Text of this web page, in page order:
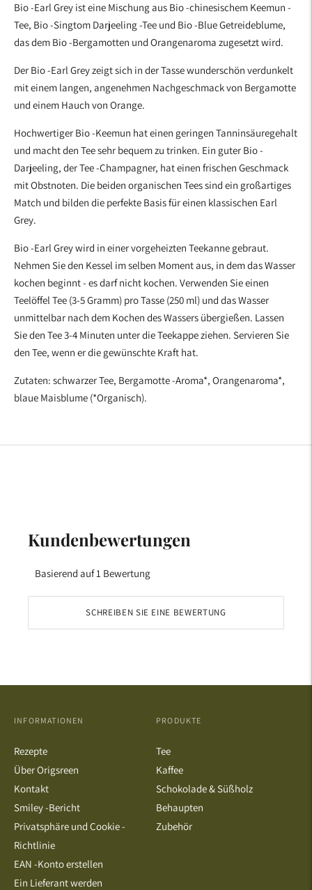
den
Warenkorb
legen
Bio -Earl Grey ist eine Mischung aus Bio -chinesischem Keemun -
Tee, Bio -Singtom Darjeeling -Tee und Bio -Blue Getreideblume,
das dem Bio -Bergamotten und Orangenaroma zugesetzt wird.
Der Bio -Earl Grey zeigt sich in der Tasse wunderschön verdunkelt
mit einem langen, angenehmen Nachgeschmack von Bergamotte
und einem Hauch von Orange.
Hochwertiger Bio -Keemun hat einen geringen Tanninsäuregehalt
und macht den Tee sehr bequem zu trinken. Ein guter Bio -
Darjeeling, der Tee -Champagner, hat einen frischen Geschmack
mit Obstnoten. Die beiden organischen Tees sind ein großartiges
Match und bilden die perfekte Basis für einen klassischen Earl
Grey.
Bio -Earl Grey wird in einer vorgeheizten Teekanne gebraut.
Nehmen Sie den Kessel im selben Moment aus, in dem das Wasser
kochen beginnt - es darf nicht kochen. Verwenden Sie einen
Teelöffel Tee (3-5 Gramm) pro Tasse (250 ml) und das Wasser
unmittelbar nach dem Kochen des Wassers übergießen. Lassen
Sie den Tee 3-4 Minuten unter die Teekappe ziehen. Servieren Sie
den Tee, wenn er die gewünschte Kraft hat.
Zutaten: schwarzer Tee, Bergamotte -Aroma*, Orangenaroma*,
blaue Maisblume (*Organisch).
Kundenbewertungen
Basierend auf 1 Bewertung
SCHREIBEN SIE EINE BEWERTUNG
INFORMATIONEN
Rezepte
Über Origsreen
Kontakt
Smiley -Bericht
Privatsphäre und Cookie -
Richtlinie
EAN -Konto erstellen
Ein Lieferant werden
PRODUKTE
Tee
Kaffee
Schokolade & Süßholz
Behaupten
Zubehör